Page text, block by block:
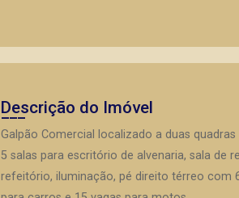
Descrição do Imóvel
Galpão Comercial localizado a duas
5 salas para escritório de alvenaria, sala de
refeitório, iluminação, pé direito térreo com